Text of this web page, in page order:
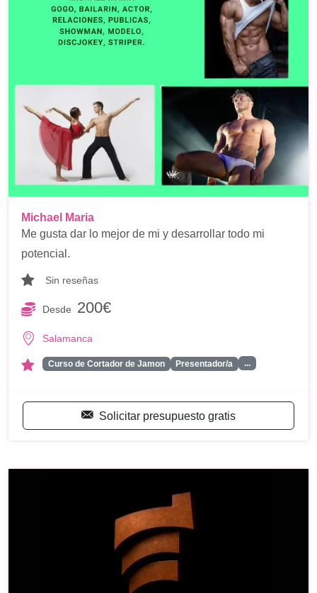
Michael Maria
Me gusta dar lo mejor de mi y desarrollar todo mi
potencial.
Sin reseñas
Desde 200€
Salamanca
Curso de Cortador de Jamon Presentador/a ...
Solicitar presupuesto gratis